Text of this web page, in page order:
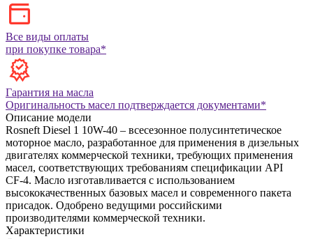
Все виды оплаты
при покупке товара*
Гарантия на масла
Оригинальность масел подтверждается документами*
Описание модели
Rosneft Diesel 1 10W-40 – всесезонное полусинтетическое
моторное масло, разработанное для применения в дизельных
двигателях коммерческой техники, требующих применения
масел, соответствующих требованиям спецификации API
CF‑4. Масло изготавливается с использованием
высококачественных базовых масел и современного пакета
присадок. Одобрено ведущими российскими
производителями коммерческой техники.
Характеристики